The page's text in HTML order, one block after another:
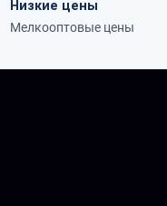
Низкие цены
Мелкооптовые цены